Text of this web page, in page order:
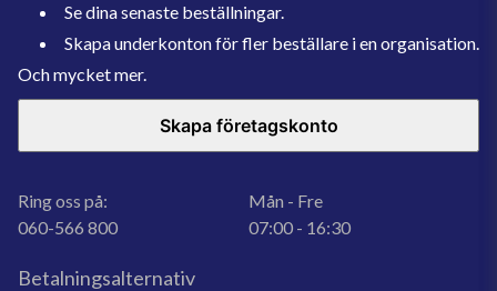
Se dina senaste beställningar.
Skapa underkonton för fler beställare i en organisation.
Och mycket mer.
Skapa företagskonto
Ring oss på:
060-566 800
Mån - Fre
07:00 - 16:30
Betalningsalternativ